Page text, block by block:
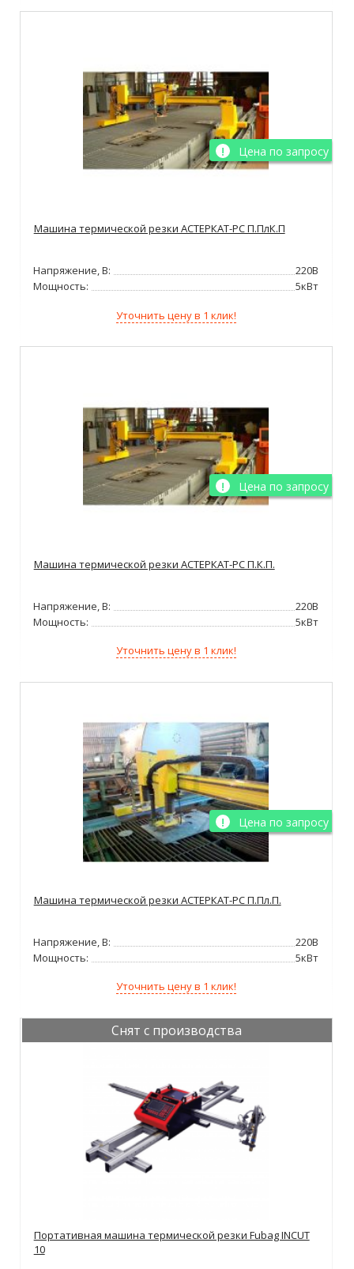
Цена по запросу
Машина термической резки АСТЕРКАТ-РС П.ПлК.П
Напряжение, В:
220В
Мощность:
5кВт
Уточнить цену в 1 клик!
Цена по запросу
Машина термической резки АСТЕРКАТ-РС П.К.П.
Напряжение, В:
220В
Мощность:
5кВт
Уточнить цену в 1 клик!
Цена по запросу
Машина термической резки АСТЕРКАТ-РС П.Пл.П.
Напряжение, В:
220В
Мощность:
5кВт
Уточнить цену в 1 клик!
Снят с производства
Портативная машина термической резки Fubag INCUT
10